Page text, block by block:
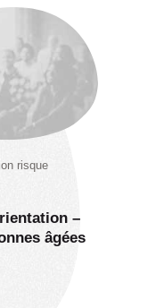
risque
–
âgées